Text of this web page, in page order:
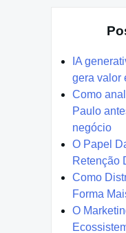
IA
gera valor
Como
Paulo
negócio
O Papel
Retenção
Como
Forma
O